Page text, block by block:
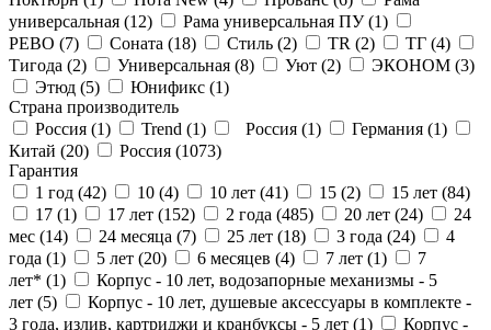
универсальная (12) Рама универсальная ПУ (1)
РЕВО (7) Соната (18) Стиль (2) ТR (2) ТГ (4)
Тигода (2) Универсальная (8) Уют (2) ЭКОНОМ (3)
Этюд (5) Юнификс (1)
Страна производитель
Россия (1) Trend (1) Россия (1) Германия (1)
Китай (20) Россия (1073)
Гарантия
1 год (42) 10 (4) 10 лет (41) 15 (2) 15 лет (84)
17 (1) 17 лет (152) 2 года (485) 20 лет (24)
24
мес (14) 24 месяца (7) 25 лет (18) 3 года (24)
4
года (1) 5 лет (20) 6 месяцев (4) 7 лет (1)
7
лет* (1)
Корпус - 10 лет, водозапорные механизмы - 5
лет (5)
Корпус - 10 лет, душевые аксессуары в комплекте -
3 года, излив, картриджи и кранбуксы - 5 лет (1) Корпус -